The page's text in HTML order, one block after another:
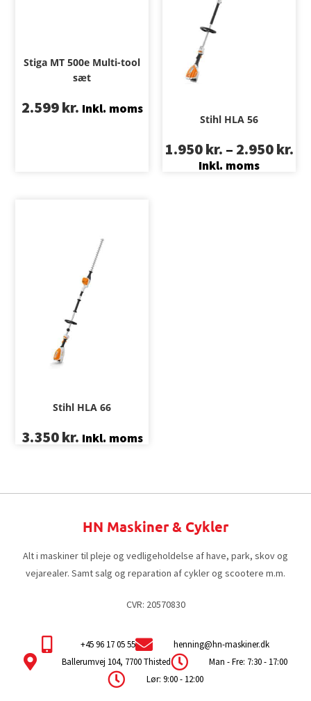
Stiga MT 500e Multi-tool
sæt
2.599kr. Inkl. moms
Stihl HLA 56
1.950kr. – 2.950kr.
Inkl. moms
Stihl HLA 66
3.350kr. Inkl. moms
HN Maskiner & Cykler
Alt i maskiner til pleje og vedligeholdelse af have, park, skov og
vejarealer. Samt salg og reparation af cykler og scootere m.m.
CVR: 20570830
+45 96 17 05 55
henning@hn-maskiner.dk
Ballerumvej 104, 7700 Thisted
Man - Fre: 7:30 - 17:00
Lør: 9:00 - 12:00